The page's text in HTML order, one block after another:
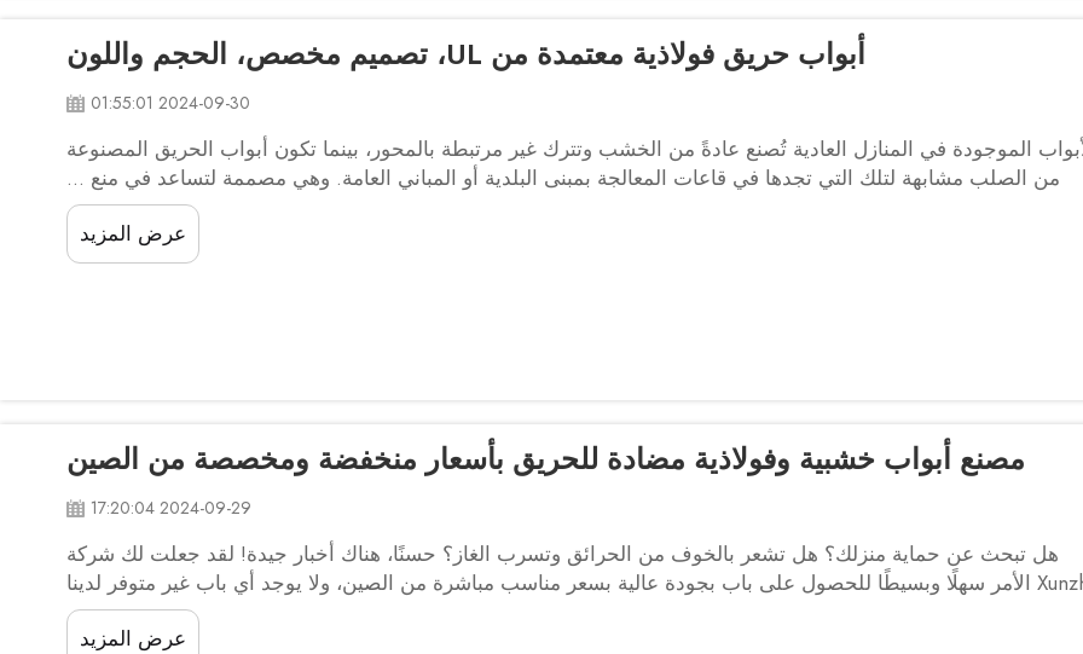
أبواب حريق فولاذية معتمدة من UL، تصميم مخصص، الحجم واللون
2024-09-30 01:55:01
الموجودة في المنازل العادية تُصنع عادةً من الخشب وتترك غير مرتبطة بالمحور، بينما تكون أبواب الحريق المصنوعة
من الصلب مشابهة لتلك التي تجدها في قاعات المعالجة بمبنى البلدية أو المباني العامة. وهي مصممة لتساعد في منع ...
عرض المزيد
مصنع أبواب خشبية وفولاذية مضادة للحريق بأسعار منخفضة ومخصصة من الصين
2024-09-29 17:20:04
هل تبحث عن حماية منزلك؟ هل تشعر بالخوف من الحرائق وتسرب الغاز؟ حسنًا، هناك أخبار جيدة! لقد جعلت لك شركة
Xunzhong الأمر سهلًا وبسيطًا للحصول على باب بجودة عالية بسعر مناسب مباشرة من الصين، ولا يوجد أي باب غير متوفر لدينا
هنا. إنهم...
عرض المزيد